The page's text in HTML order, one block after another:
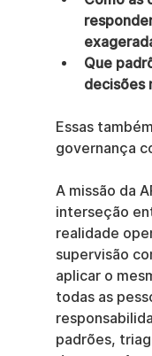
Que
decisões
Essas
governança
A missão da
interseção
realidade
supervisão
aplicar o
todas as
padrões,